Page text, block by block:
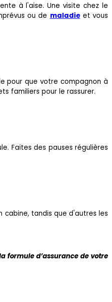
à l'aise. Une visite chez le
ou de maladieet vous
pour que votre compagnon à
familiers pour le rassurer.
Faites des pauses régulières
cabine, tandis que d'autres les
formule d’assurance de votre